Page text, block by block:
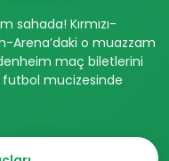
sahada! Kırmızı-
Arena’daki o muazzam
maç biletlerini
futbol mucizesinde